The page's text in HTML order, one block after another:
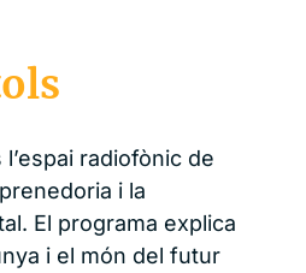
l’espai radiofònic de
i la
El programa explica
i el món del futur